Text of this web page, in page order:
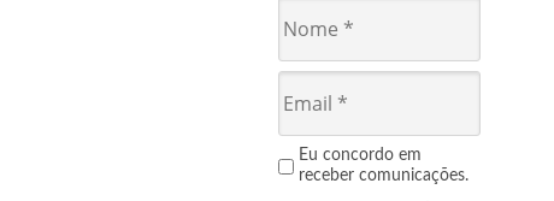
Eu concordo em
receber comunicações.